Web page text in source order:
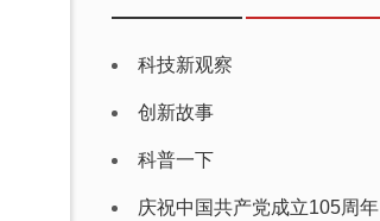
科技新观察
创新故事
科普一下
庆祝中国共产党成立105周年